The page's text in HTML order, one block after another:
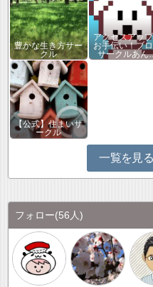
豊かな生き方サー
クル
アクセスアッ
お手伝い！ブ
サークルあ
【公式】住まいサ
ークル
一覧を見る
フォロー(56人)